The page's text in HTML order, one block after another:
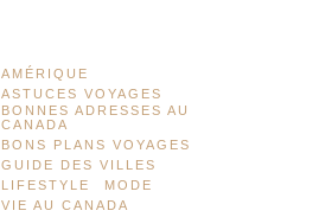
AMÉRIQUE
ASTUCES VOYAGES
BONNES ADRESSES AU
CANADA
BONS PLANS VOYAGES
GUIDE DES VILLES
LIFESTYLE
MODE
VIE AU CANADA